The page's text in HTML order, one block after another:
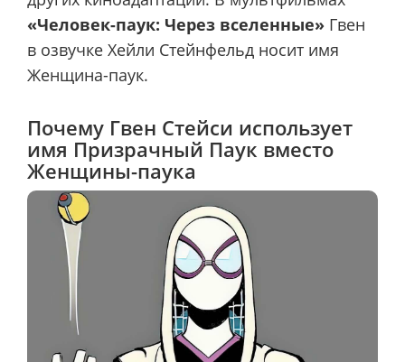
«Человек-паук: Через вселенные» Гвен
в озвучке Хейли Стейнфельд носит имя
Женщина-паук.
Почему Гвен Стейси использует
имя Призрачный Паук вместо
Женщины-паука